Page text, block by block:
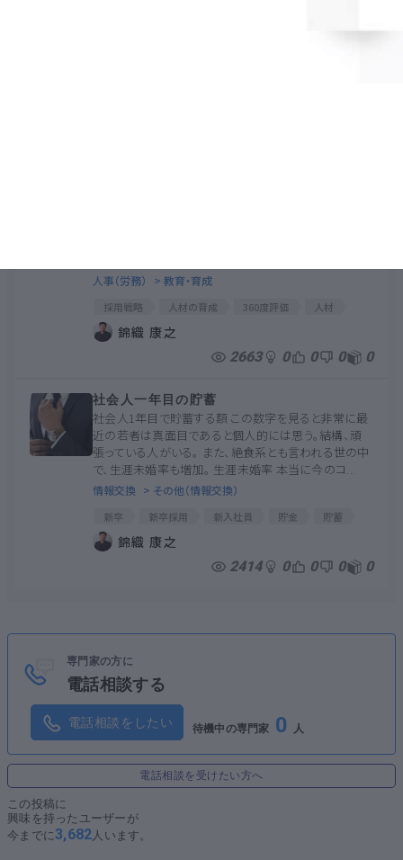
人事（労務） > 教育・育成
採用戦略 人材の育成 360度評価
人材
ジョハリの窓
錦織 康之
2663 0 0 0 0
社会人一年目の貯蓄
社会人1年目で貯蓄する額 この数字を見ると非常に最
近の若者は真面目であると個人的には思う。結構、頑
張っている人がいる。 また、絶食系とも言われる世の中
で、生涯未婚率も増加。 生涯未婚率 本当に今のコ...
情報交換 > その他（情報交換）
新卒 新卒採用 新入社員 貯金
貯蓄
新入社員
錦織 康之
2414 0 0 0 0
専門家の方に
電話相談する
電話相談をしたい 待機中の専門家 0 人
電話相談を受けたい方へ
この投稿に
興味を持ったユーザーが
今までに3,682人います。